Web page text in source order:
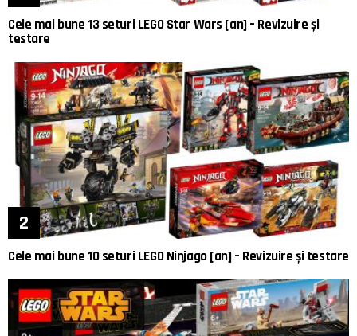
Cele mai bune 13 seturi LEGO Star Wars [an] – Revizuire și
testare
Cele mai bune 10 seturi LEGO Ninjago [an] – Revizuire și testare